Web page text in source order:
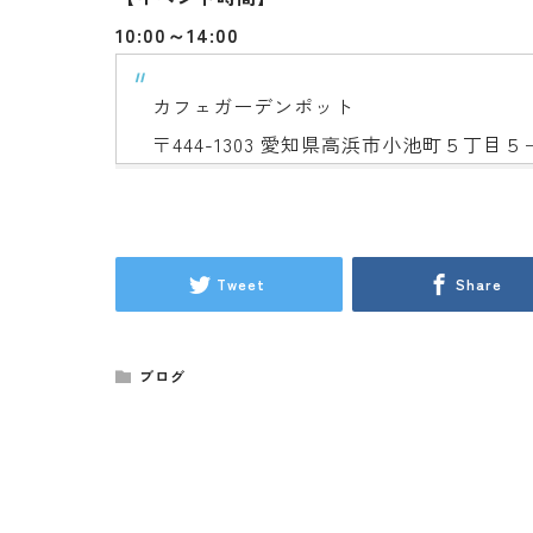
10:00～14:00
カフェガーデンポット
〒444-1303 愛知県高浜市小池町５丁目５
Tweet Share
ブログ